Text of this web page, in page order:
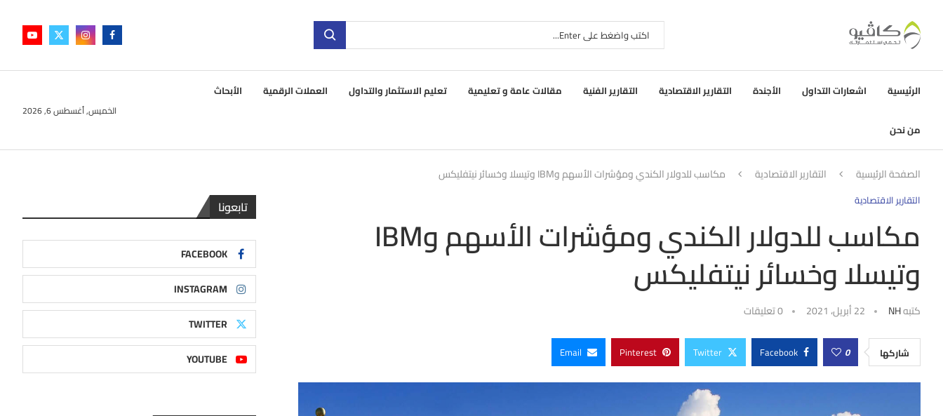
الرئيسية اشعارات التداول الأجندة التقارير الاقتصادية التقارير الفنية مقالات عامة و تعليمية تعليم الاستثمار والتداول العملات الرقمية الأبحاث
من نحن
الخميس, أغسطس 6, 2026
الصفحة الرئيسية التقارير الاقتصادية مكاسب للدولار الكندي ومؤشرات الأسهم وIBM وتيسلا وخسائر نيتفليكس
التقارير الاقتصادية
مكاسب للدولار الكندي ومؤشرات الأسهم وIBM
وتيسلا وخسائر نيتفليكس
كتبهNH 22 أبريل، 2021 0 تعليقات
شاركها 0
Facebook
Twitter
Pinterest
Email
تابعونا
FACEBOOK
INSTAGRAM
TWITTER
YOUTUBE